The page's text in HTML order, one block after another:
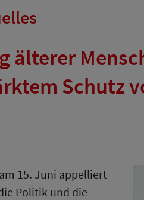
älterer
Schutz
15. Juni appelliert
Politik und die